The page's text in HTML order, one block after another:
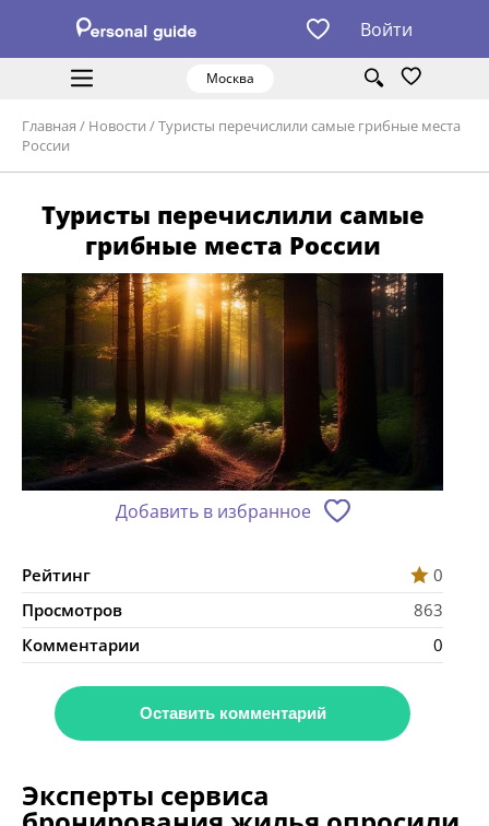
Войти
Москва
Главная / Новости /Туристы перечислили самые грибные места
России
Туристы перечислили самые
грибные места России
Добавить в избранное
Рейтинг
0
Просмотров
863
Комментарии
0
Оставить комментарий
Эксперты сервиса